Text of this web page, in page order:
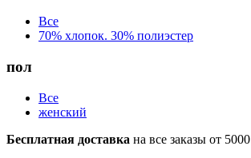
Все
70% хлопок. 30% полиэстер
пол
Все
женский
Бесплатная доставка на все заказы от 5000